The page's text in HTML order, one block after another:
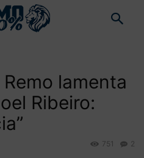
lamenta
Ribeiro:
2
751